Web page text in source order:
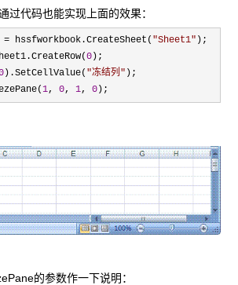
过代码也能实现上面的效果：
= hssfworkbook.CreateSheet( "Sheet1" );
0 );
).SetCellValue( "冻结列" );
1, 0, 1, 0 );
的参数作一下说明：